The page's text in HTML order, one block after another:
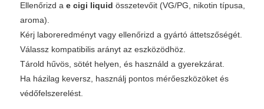
Ellenőrizd a e cigi liquid összetevőit (VG/PG, nikotin típusa,
aroma).
Kérj laboreredményt vagy ellenőrizd a gyártó áttetszőségét.
Válassz kompatibilis arányt az eszközödhöz.
Tárold hűvös, sötét helyen, és használd a gyerekzárat.
Ha házilag keversz, használj pontos mérőeszközöket és
védőfelszerelést.